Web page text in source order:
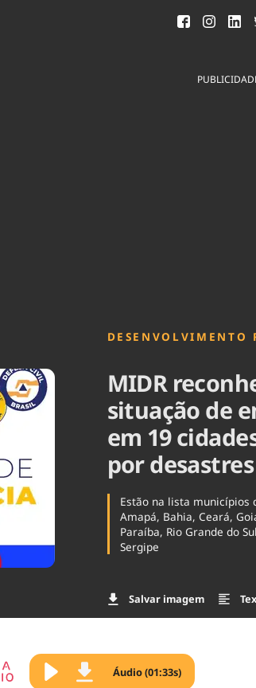
DESENVOLVIMENTO
MIDR
situação de
em 19
por desastres
Estão na lista municípios
Amapá, Bahia, Ceará,
Paraíba, Rio Grande do
Sergipe
Salvar imagem
Áudio (01:33s)